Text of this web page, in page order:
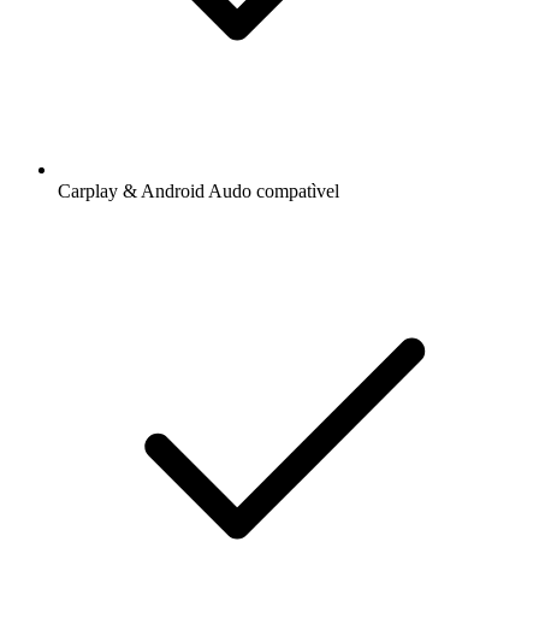
Carplay & Android Audo compatìvel